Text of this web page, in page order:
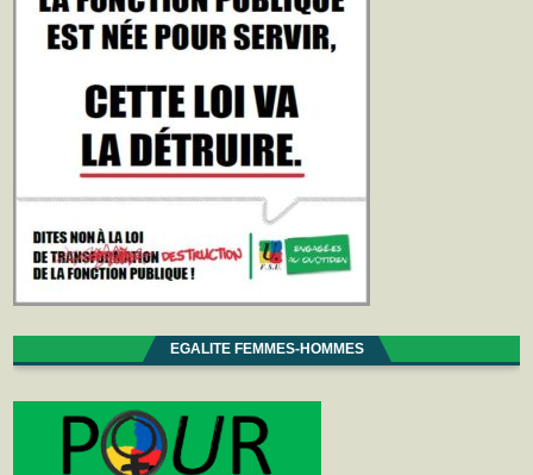
EGALITE FEMMES-HOMMES